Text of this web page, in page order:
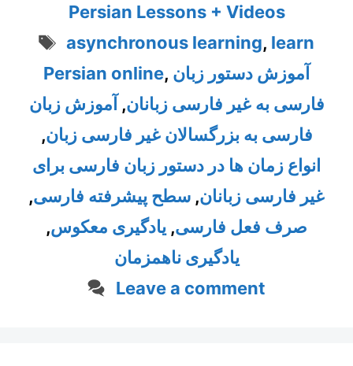
Persian Lessons + Videos
Tags
asynchronous learning, learn
Persian online, آموزش دستور زبان
فارسی به غیر فارسی زبانان, آموزش زبان
فارسی به بزرگسالان غیر فارسی زبان,
انواع زمان ها در دستور زبان فارسی برای
غیر فارسی زبانان, سطح پیشرفته فارسی,
صرف فعل فارسی, یادگیری معکوس,
یادگیری ناهمزمان
Leave a comment